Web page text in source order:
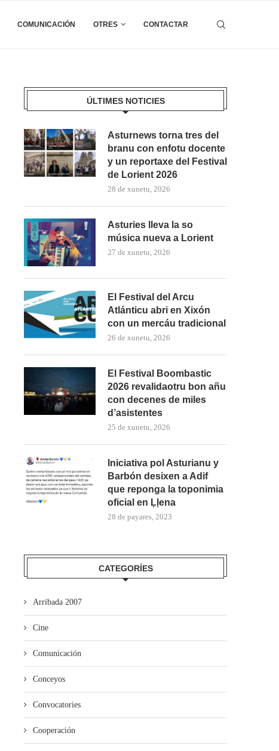
COMUNICACIÓN OTRES CONTACTAR
El Festival Boombastic 2026
revalidaotru bon añu con...
Iniciativa pol Asturianu y
ÚLTIMES NOTICIES
Asturnews torna tres del
branu con enfotu docente
y un reportaxe del Festival
de Lorient 2026
28 de xunetu, 2026
Asturies lleva la so
música nueva a Lorient
27 de xunetu, 2026
El Festival del Arcu
Atlánticu abri en Xixón
con un mercáu tradicional
26 de xunetu, 2026
El Festival Boombastic
2026 revalidaotru bon añu
con decenes de miles
d’asistentes
25 de xunetu, 2026
Iniciativa pol Asturianu y
Barbón desixen a Adif
que reponga la toponimia
oficial en Ḷḷena
28 de payares, 2023
CATEGORÍES
Arribada 2007
Cine
Comunicación
Conceyos
Convocatories
Cooperación